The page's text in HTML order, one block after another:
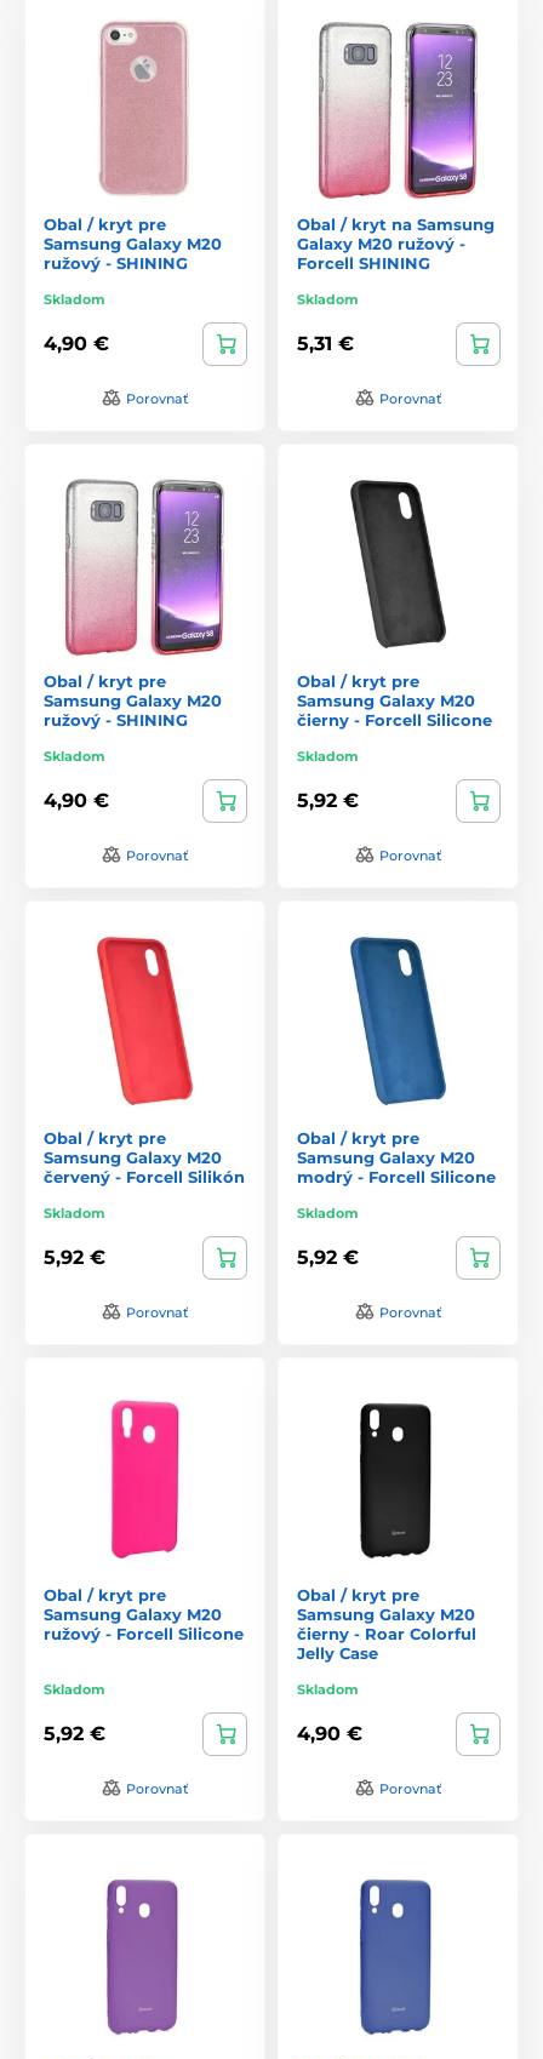
Obal / kryt pre
Samsung Galaxy M20
ružový - SHINING
Skladom
4,90 €
Porovnať
Obal / kryt na Samsung
Galaxy M20 ružový -
Forcell SHINING
Skladom
5,31 €
Porovnať
Obal / kryt pre
Samsung Galaxy M20
ružový - SHINING
Skladom
4,90 €
Porovnať
Obal / kryt pre
Samsung Galaxy M20
čierny - Forcell Silicone
Skladom
5,92 €
Porovnať
Obal / kryt pre
Samsung Galaxy M20
červený - Forcell Silikón
Skladom
5,92 €
Porovnať
Obal / kryt pre
Samsung Galaxy M20
modrý - Forcell Silicone
Skladom
5,92 €
Porovnať
Obal / kryt pre
Samsung Galaxy M20
ružový - Forcell Silicone
Skladom
5,92 €
Porovnať
Obal / kryt pre
Samsung Galaxy M20
čierny - Roar Colorful
Jelly Case
Skladom
4,90 €
Porovnať